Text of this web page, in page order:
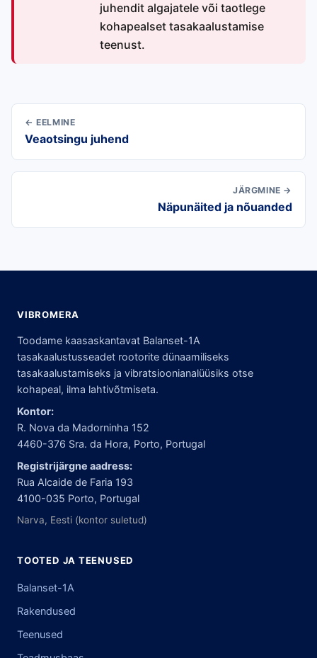
juhendit algajatele või taotlege
kohapealset tasakaalustamise
teenust.
← EELMINE
Veaotsingu juhend
JÄRGMINE →
Näpunäited ja nõuanded
VIBROMERA
Toodame kaasaskantavat Balanset-1A
tasakaalustusseadet rootorite dünaamiliseks
tasakaalustamiseks ja vibratsioonianalüüsiks otse
kohapeal, ilma lahtivõtmiseta.
Kontor:
R. Nova da Madorninha 152
4460-376 Sra. da Hora, Porto, Portugal
Registrijärgne aadress:
Rua Alcaide de Faria 193
4100-035 Porto, Portugal
Narva, Eesti (kontor suletud)
TOOTED JA TEENUSED
Balanset-1A
Rakendused
Teenused